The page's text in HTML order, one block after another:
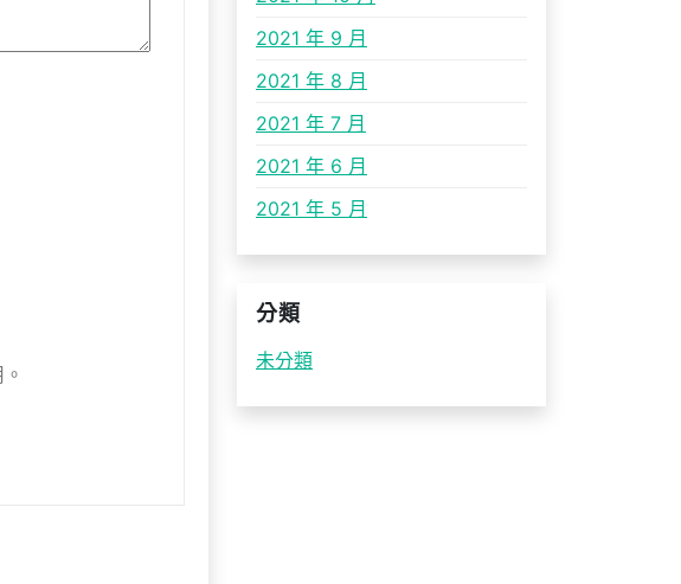
2021 年 9 月
2021 年 8 月
2021 年 7 月
2021 年 6 月
2021 年 5 月
分類
未分類